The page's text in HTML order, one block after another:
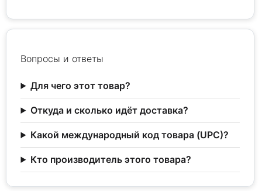
Вопросы и ответы
Для чего этот товар?
Откуда и сколько идёт доставка?
Какой международный код товара (UPC)?
Кто производитель этого товара?